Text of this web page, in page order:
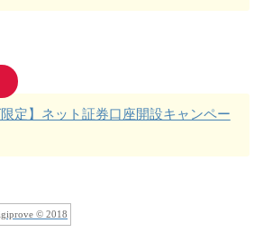
限定】ネット証券口座開設キャンペー
© 2018